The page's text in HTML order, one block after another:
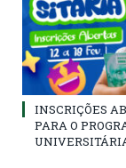
INSCRIÇÕES
PARA O